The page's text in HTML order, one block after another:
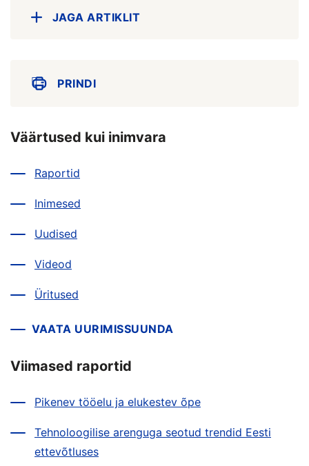
JAGA ARTIKLIT
PRINDI
Väärtused kui inimvara
Raportid
Inimesed
Uudised
Videod
Üritused
VAATA UURIMISSUUNDA
Viimased raportid
Pikenev tööelu ja elukestev õpe
Tehnoloogilise arenguga seotud trendid Eesti
ettevõtluses